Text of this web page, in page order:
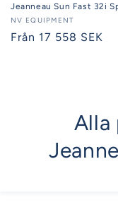
Jeanneau Sun Fast 32i
Säljare:
NV EQUIPMENT
Ordinarie
Från 17 558 SEK
Alla